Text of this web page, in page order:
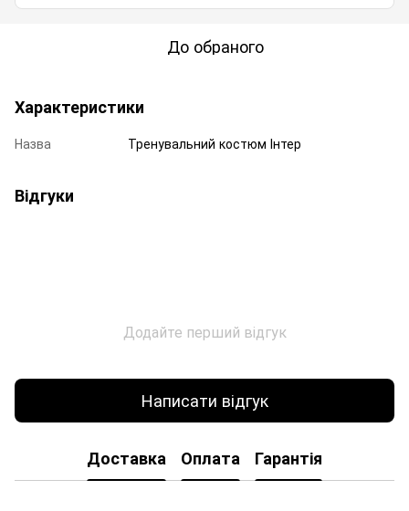
До обраного
Характеристики
Назва Тренувальний костюм Інтер
Відгуки
Додайте перший відгук
Написати відгук
Доставка Оплата Гарантія